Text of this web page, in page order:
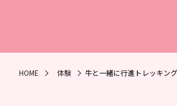
HOME 体験 牛と一緒に行進トレッキン